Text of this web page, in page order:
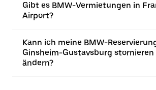
Gibt es BMW-Vermietungen in
Airport?
Kann ich meine BMW-
Ginsheim-Gustavsburg stornieren
ändern?